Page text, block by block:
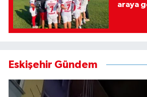
araya
Eskişehir Gündem